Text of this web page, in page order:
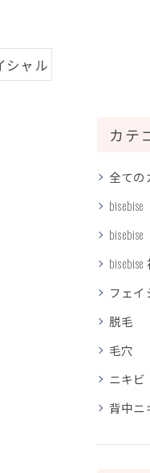
シャル
カテ
全ての
フェイ
脱毛
毛穴
ニキビ
背中ニ